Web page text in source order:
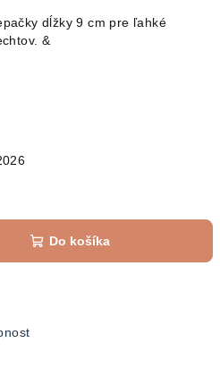
dĺžky 9 cm pre ľahké
&
Do košíka